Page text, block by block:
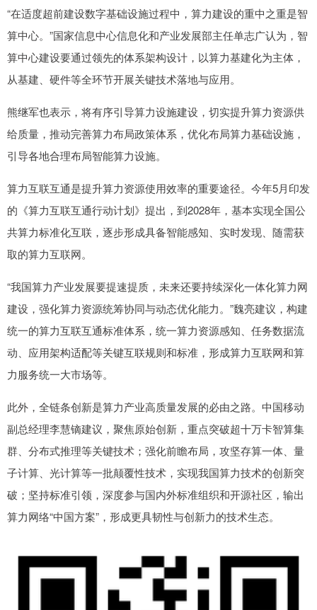
“在适度超前建设数字基础设施过程中，算力建设的重中之重是智
算中心。”国家信息中心信息化和产业发展部主任单志广认为，智
算中心建设要通过领先的体系架构设计，以算力基建化为主体，
从基建、硬件等全环节开展关键技术落地与应用。
熊继军也表示，将有序引导算力设施建设，切实提升算力资源供
给质量，推动完善算力布局政策体系，优化布局算力基础设施，
引导各地合理布局智能算力设施。
算力互联互通是提升算力资源使用效率的重要途径。今年5月印发
的《算力互联互通行动计划》提出，到2028年，基本实现全国公
共算力标准化互联，逐步形成具备智能感知、实时发现、随需获
取的算力互联网。
“我国算力产业发展要提速提质，未来还要持续深化一体化算力网
建设，强化算力资源统筹协同与动态优化能力。”魏亮建议，构建
统一的算力互联互通标准体系，统一算力资源感知、任务数据流
动、应用架构适配等关键互联规则和标准，形成算力互联网和算
力服务统一大市场等。
此外，全链条创新是算力产业高质量发展的必由之路。中国移动
副总经理李慧镝建议，聚焦原始创新，重点突破超十万卡智算集
群、分布式推理等关键技术；强化前瞻布局，攻坚存算一体、量
子计算、光计算等一批颠覆性技术，实现我国算力技术的创新突
破；坚持标准引领，深度参与国内外标准组织和开源社区，输出
算力网络“中国方案”，形成更具韧性与创新力的技术生态。